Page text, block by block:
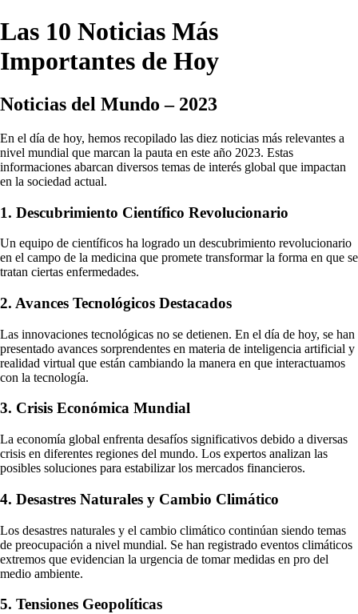
Las 10 Noticias Más
Importantes de Hoy
Noticias del Mundo – 2023
En el día de hoy, hemos recopilado las diez noticias más relevantes a
nivel mundial que marcan la pauta en este año 2023. Estas
informaciones abarcan diversos temas de interés global que impactan
en la sociedad actual.
1. Descubrimiento Científico Revolucionario
Un equipo de científicos ha logrado un descubrimiento revolucionario
en el campo de la medicina que promete transformar la forma en que se
tratan ciertas enfermedades.
2. Avances Tecnológicos Destacados
Las innovaciones tecnológicas no se detienen. En el día de hoy, se han
presentado avances sorprendentes en materia de inteligencia artificial y
realidad virtual que están cambiando la manera en que interactuamos
con la tecnología.
3. Crisis Económica Mundial
La economía global enfrenta desafíos significativos debido a diversas
crisis en diferentes regiones del mundo. Los expertos analizan las
posibles soluciones para estabilizar los mercados financieros.
4. Desastres Naturales y Cambio Climático
Los desastres naturales y el cambio climático continúan siendo temas
de preocupación a nivel mundial. Se han registrado eventos climáticos
extremos que evidencian la urgencia de tomar medidas en pro del
medio ambiente.
5. Tensiones Geopolíticas